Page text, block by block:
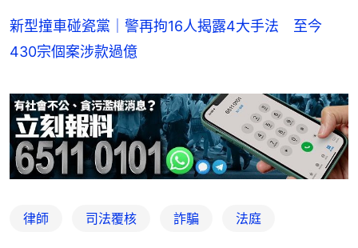
新型撞車碰瓷黨｜警再拘16人揭露4大手法 至今
430宗個案涉款過億
律師 司法覆核 詐騙 法庭